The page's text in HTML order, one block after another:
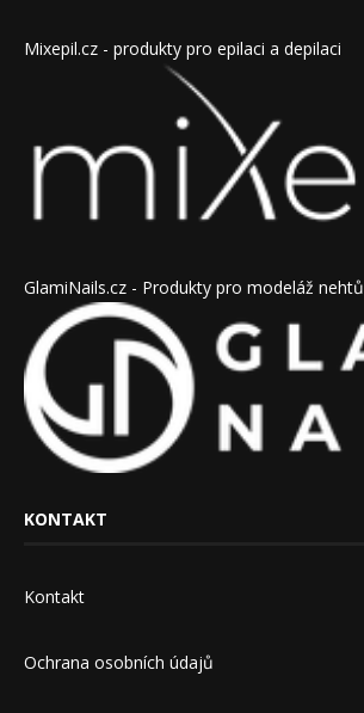
Mixepil.cz - produkty pro epilaci a depilaci
GlamiNails.cz - Produkty pro modeláž nehtů
KONTAKT
Kontakt
Ochrana osobních údajů